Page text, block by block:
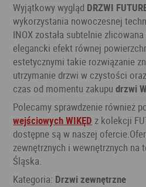
Wyjątkowy wygląd DRZWI
wykorzystania nowoczesnej
INOX została subtelnie
elegancki efekt równej
estetycznymi takie rozwiązanie
utrzymanie drzwi w czystości
czas od momentu zakupudrzwi
Polecamy sprawdzenie również
wejściowych WIKĘD z kolekcji
dostępne są w naszej
zewnętrznych i wewnętrznych na
Śląska.
Kategoria: Drzwi zewnętrzne